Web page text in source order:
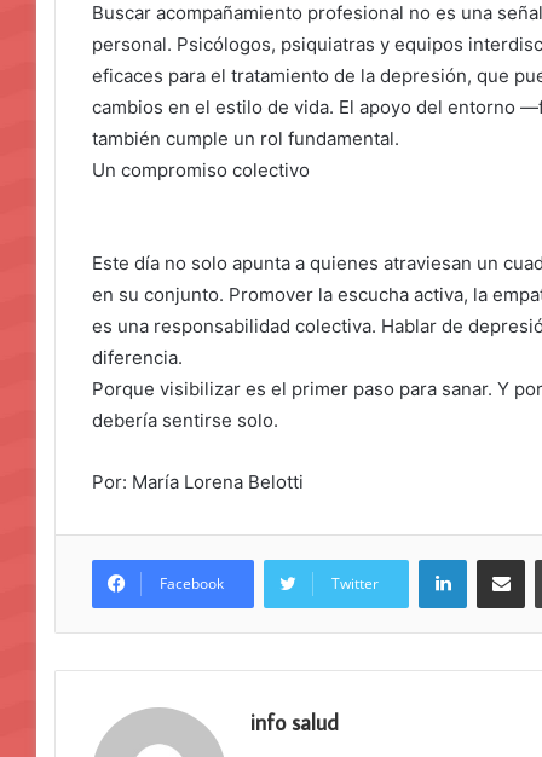
Buscar acompañamiento profesional no es una
personal. Psicólogos, psiquiatras y equipos
eficaces para el tratamiento de la depresión, que
cambios en el estilo de vida. El apoyo del entorno
también cumple un rol fundamental.
Un compromiso colectivo
Este día no solo apunta a quienes atraviesan un
en su conjunto. Promover la escucha activa, la
es una responsabilidad colectiva. Hablar de
diferencia.
Porque visibilizar es el primer paso para sanar. Y
debería sentirse solo.
Por: María Lorena Belotti
Facebook Twitter
LinkedIn
info salud